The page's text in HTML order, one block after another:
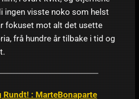
ingen visste noko som helst
fokuset mot alt det usette
frå hundre år tilbake i tid og
Rundt! : MarteBonaparte